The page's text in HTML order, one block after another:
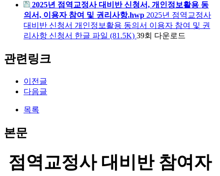
2025년 점역교정사 대비반 신청서, 개인정보활용 동
의서, 이용자 참여 및 권리사항.hwp 2025년 점역교정사
대비반 신청서 개인정보활용 동의서 이용자 참여 및 권
리사항 신청서 한글 파일 (81.5K) 39회 다운로드
관련링크
이전글
다음글
목록
본문
점역교정사 대비반 참여자